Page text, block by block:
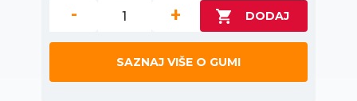
- +
SAZNAJ VIŠE O GUMI